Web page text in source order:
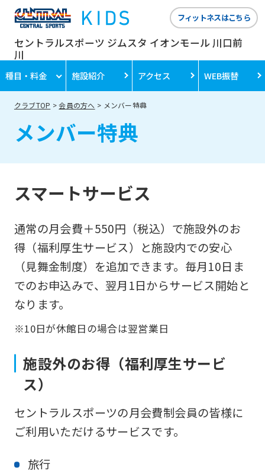
セントラルスポーツ ジムスタ イオンモール 川口前
川
フィットネスはこちら
種目・料金 施設紹介 アクセス WEB振替
クラブTOP 会員の方へ メンバー特典
メンバー特典
スマートサービス
通常の月会費＋550円（税込）で施設外のお
得（福利厚生サービス）と施設内での安心
（見舞金制度）を追加できます。毎月10日ま
でのお申込みで、翌月1日からサービス開始と
なります。
※10日が休館日の場合は翌営業日
施設外のお得（福利厚生サービ
ス）
セントラルスポーツの月会費制会員の皆様に
ご利用いただけるサービスです。
旅行